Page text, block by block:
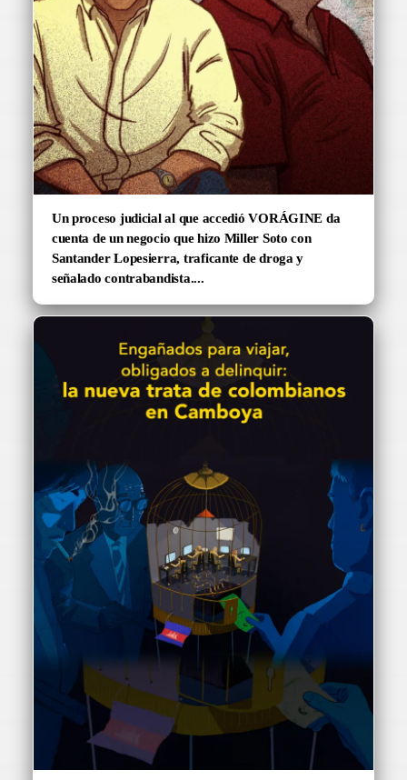
Un proceso judicial al que accedió VORÁGINE da
cuenta de un negocio que hizo Miller Soto con
Santander Lopesierra, traficante de droga y
señalado contrabandista....